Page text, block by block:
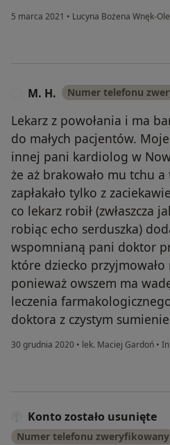
5 marca 2021 • Lucyna Bożena Wnęk-
M. H. Numer telefonu
Lekarz z powołania i ma
do małych pacjentów.
innej pani kardiolog w
że aż brakowało mu tchu
zapłakało tylko z
co lekarz robił (zwłaszcza
robiąc echo serduszka)
wspomnianą pani doktor
które dziecko
ponieważ owszem ma
leczenia
doktora z czystym
30 grudnia 2020 • lek. Maciej Gardoń •
Konto zostało usunięte
Numer telefonu zweryfikowany